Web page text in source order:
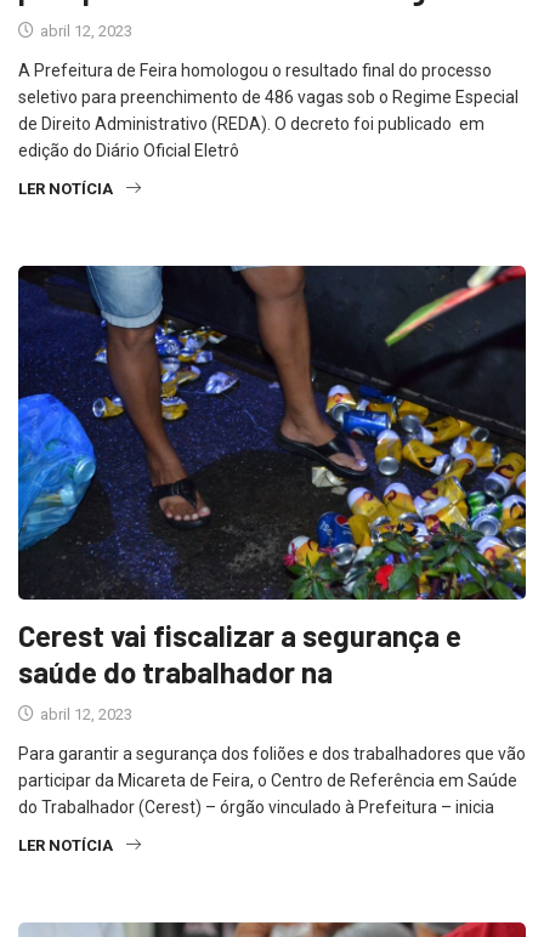
abril 12, 2023
A Prefeitura de Feira homologou o resultado final do processo
seletivo para preenchimento de 486 vagas sob o Regime Especial
de Direito Administrativo (REDA). O decreto foi publicado em
edição do Diário Oficial Eletrô
LER NOTÍCIA
Cerest vai fiscalizar a segurança e
saúde do trabalhador na
abril 12, 2023
Para garantir a segurança dos foliões e dos trabalhadores que vão
participar da Micareta de Feira, o Centro de Referência em Saúde
do Trabalhador (Cerest) – órgão vinculado à Prefeitura – inicia
LER NOTÍCIA